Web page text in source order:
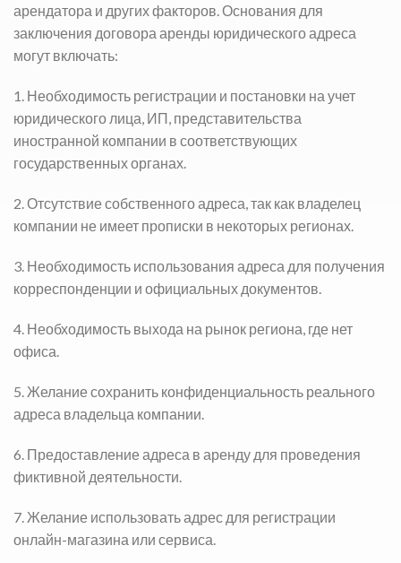
арендатора и других факторов. Основания для
заключения договора аренды юридического адреса
могут включать:
1. Необходимость регистрации и постановки на учет
юридического лица, ИП, представительства
иностранной компании в соответствующих
государственных органах.
2. Отсутствие собственного адреса, так как владелец
компании не имеет прописки в некоторых регионах.
3. Необходимость использования адреса для получения
корреспонденции и официальных документов.
4. Необходимость выхода на рынок региона, где нет
офиса.
5. Желание сохранить конфиденциальность реального
адреса владельца компании.
6. Предоставление адреса в аренду для проведения
фиктивной деятельности.
7. Желание использовать адрес для регистрации
онлайн-магазина или сервиса.